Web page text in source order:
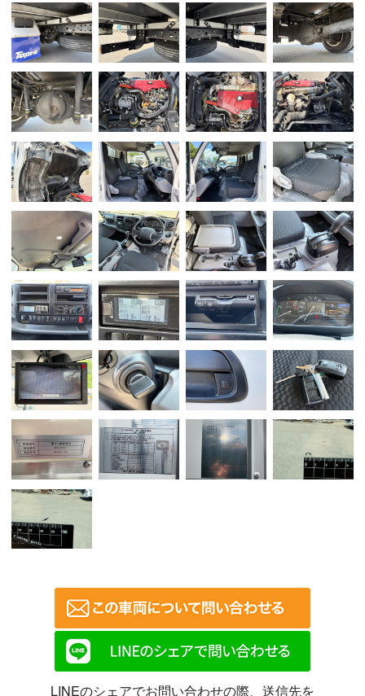
LINEのシェアでお問い合わせの際、送信先を